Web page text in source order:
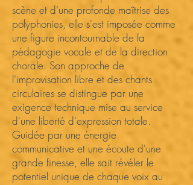
scène et d'une profonde maîtrise des
polyphonies, elle s'est imposée comme
une figure incontournable de la
pédagogie vocale et de la direction
chorale. Son approche de
l'improvisation libre et des chants
circulaires se distingue par une
exigence technique mise au service
d'une liberté d'expression totale.
Guidée par une énergie
communicative et une écoute d'une
grande finesse, elle sait révéler le
potentiel unique de chaque voix au